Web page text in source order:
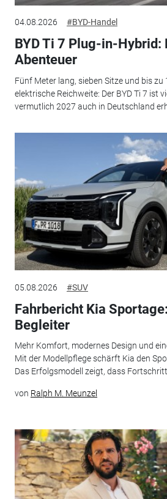
04.08.2026 #BYD-Handel
BYD Ti 7 Plug-in-Hybrid:
Abenteuer
Fünf Meter lang, sieben Sitze und bis zu
elektrische Reichweite: Der BYD Ti 7 ist
vermutlich 2027 auch in Deutschland
05.08.2026 #SUV
Fahrbericht Kia
Begleiter
Mehr Komfort, modernes Design und
Mit der Modellpflege schärft Kia den
Das Erfolgsmodell zeigt, dass
von Ralph M. Meunzel